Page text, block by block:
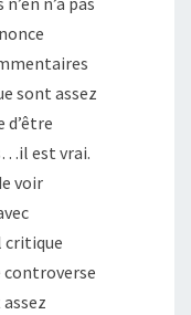
sont assez
d’être
est vrai.
voir
critique
controverse